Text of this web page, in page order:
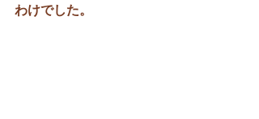
わけでした。